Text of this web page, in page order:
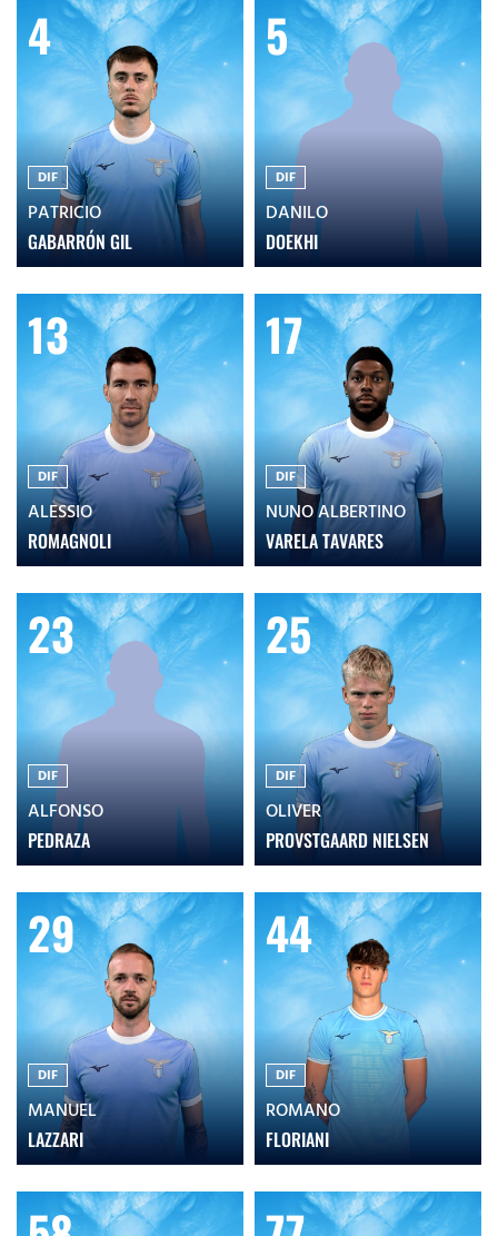
4
DIF
PATRICIO
GABARRÓN GIL
5
DIF
DANILO
DOEKHI
13
DIF
ALESSIO
ROMAGNOLI
17
DIF
NUNO ALBERTINO
VARELA TAVARES
23
DIF
ALFONSO
PEDRAZA
25
DIF
OLIVER
PROVSTGAARD NIELSEN
29
DIF
MANUEL
LAZZARI
44
DIF
ROMANO
FLORIANI